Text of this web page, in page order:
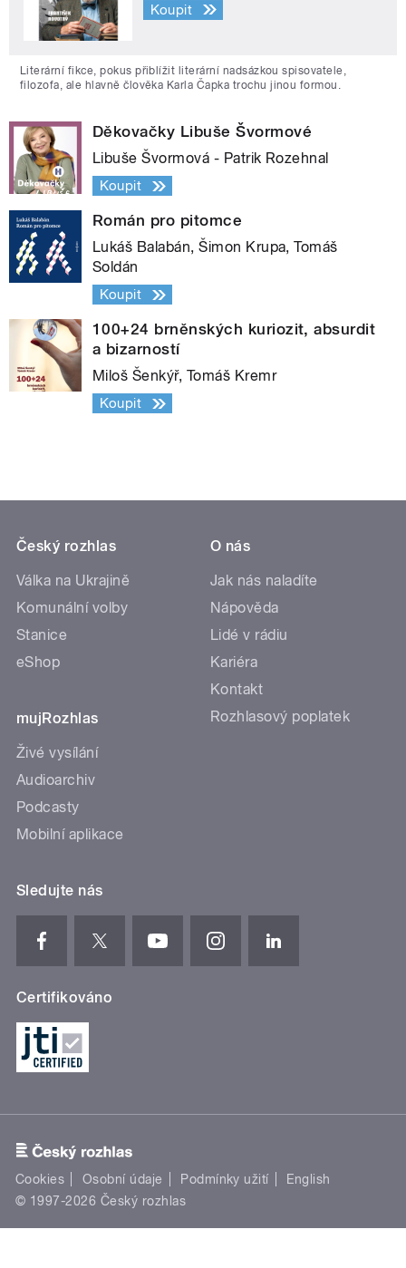
Koupit
Literární fikce, pokus přiblížit literární nadsázkou spisovatele,
filozofa, ale hlavně člověka Karla Čapka trochu jinou formou.
Děkovačky Libuše Švormové
Libuše Švormová - Patrik Rozehnal
Koupit
Román pro pitomce
Lukáš Balabán, Šimon Krupa, Tomáš
Soldán
Koupit
100+24 brněnských kuriozit, absurdit
a bizarností
Miloš Šenkýř, Tomáš Kremr
Koupit
Český rozhlas
Válka na Ukrajině
Komunální volby
Stanice
eShop
mujRozhlas
Živé vysílání
Audioarchiv
Podcasty
Mobilní aplikace
O nás
Jak nás naladíte
Nápověda
Lidé v rádiu
Kariéra
Kontakt
Rozhlasový poplatek
Sledujte nás
Certifikováno
Cookies Osobní údaje Podmínky užití
English
© 1997-2026 Český rozhlas